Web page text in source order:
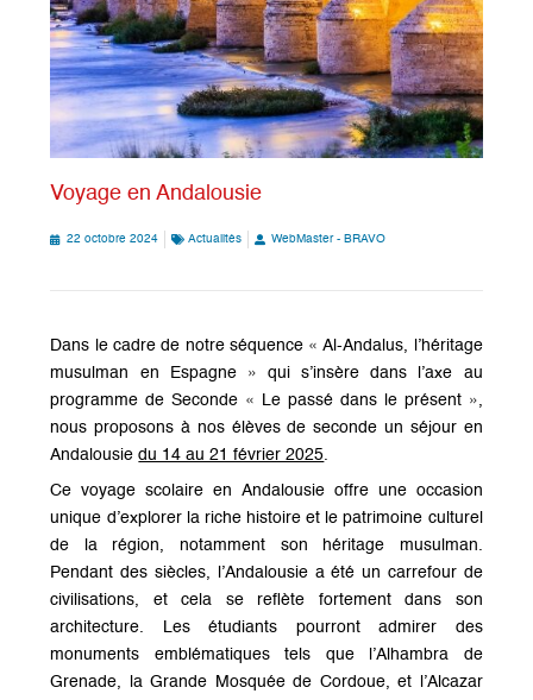
Voyage en Andalousie
22 octobre 2024 Actualités WebMaster - BRAVO
Dans le cadre de notre séquence « Al-Andalus, l’héritage
musulman en Espagne » qui s’insère dans l’axe au
programme de Seconde « Le passé dans le présent »,
nous proposons à nos élèves de seconde un séjour en
Andalousiedu 14 au 21 février 2025.
Ce voyage scolaire en Andalousie offre une occasion
unique d’explorer la riche histoire et le patrimoine culturel
de la région, notamment son héritage musulman.
Pendant des siècles, l’Andalousie a été un carrefour de
civilisations, et cela se reflète fortement dans son
architecture. Les étudiants pourront admirer des
monuments emblématiques tels que l’Alhambra de
Grenade, la Grande Mosquée de Cordoue, et l’Alcazar